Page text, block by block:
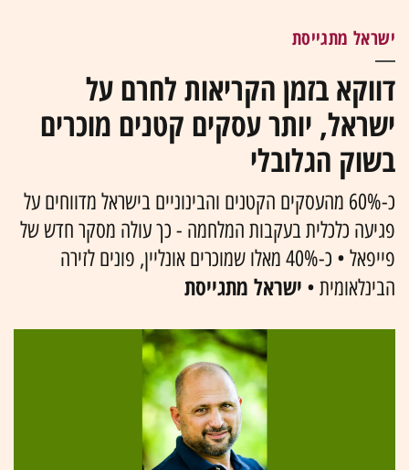
ישראל מתגייסת
דווקא בזמן הקריאות לחרם על
ישראל, יותר עסקים קטנים מוכרים
בשוק הגלובלי
כ-60% מהעסקים הקטנים והבינוניים בישראל מדווחים על
פגיעה כלכלית בעקבות המלחמה - כך עולה מסקר חדש של
פייפאל • כ-40% מאלו שמוכרים אונליין, פונים לזירה
הבינלאומית • ישראל מתגייסת